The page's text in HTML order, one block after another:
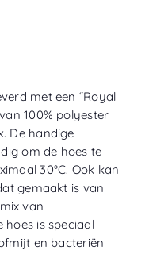
met een “Royal
100% polyester
De handige
om de hoes te
30°C. Ook kan
gemaakt is van
van
hoes is speciaal
en bacteriën